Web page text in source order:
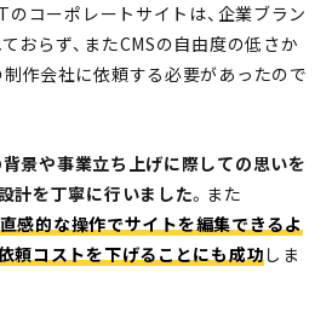
のコーポレートサイトは、企業ブラン
おらず、またCMSの自由度の低さか
作会社に依頼する必要があったので
景や事業立ち上げに際しての思いを
計を丁寧に行いました。また
感的な操作でサイトを編集できるよ
頼コストを下げることにも成功しま